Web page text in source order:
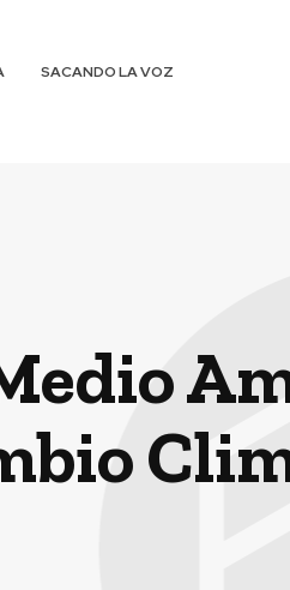
SACANDO LA VOZ